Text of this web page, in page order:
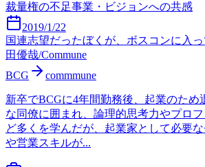
裁量権の不足事業・ビジョンへの共感
2019/1/22
国連志望だったぼくが、ボスコンに入
田優哉/Commune
BCG
commmune
新卒でBCGに4年間勤務後、起業のため
な同僚に囲まれ、論理的思考力やプロ
ど多くを学んだが、起業家として必要
や営業スキルが...